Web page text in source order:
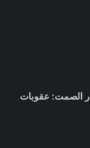
الصمت: عقوبات